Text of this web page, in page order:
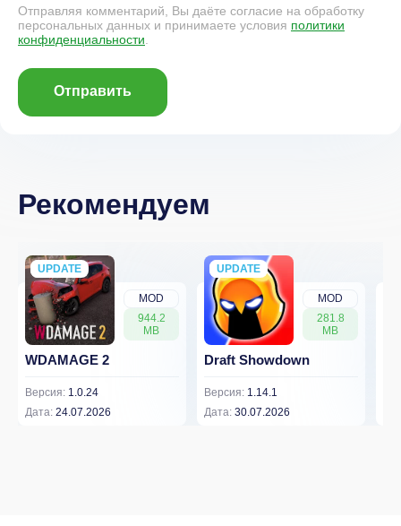
Отправляя комментарий, Вы даёте согласие на обработку
персональных данных и принимаете условия политики
конфиденциальности.
Отправить
Рекомендуем
MOD
944.2
MB
UPDATE
NEW
WDAMAGE 2
Версия: 1.0.24
Дата: 24.07.2026
MOD
281.8
MB
UPDATE
NEW
Draft Showdown
Версия: 1.14.1
Дата: 30.07.2026